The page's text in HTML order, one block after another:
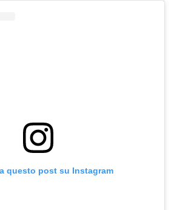
questo post su Instagram